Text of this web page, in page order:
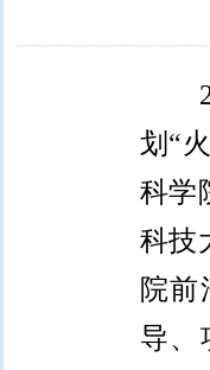
划“
科学
科技
院
导、